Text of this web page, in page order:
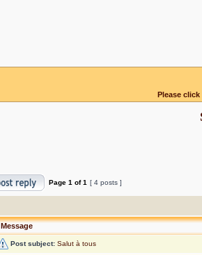
Please
Page 1 of1 [ 4 posts ]
Message
Post subject: Salut à tous